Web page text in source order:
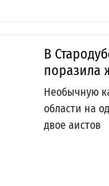
В
поразила
Необычную
области на
двое аистов